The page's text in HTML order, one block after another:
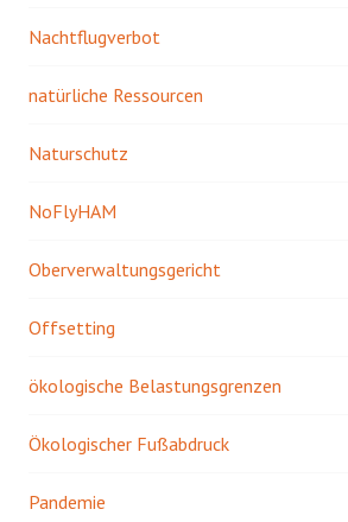
Nachtflugverbot
natürliche Ressourcen
Naturschutz
NoFlyHAM
Oberverwaltungsgericht
Offsetting
ökologische Belastungsgrenzen
Ökologischer Fußabdruck
Pandemie